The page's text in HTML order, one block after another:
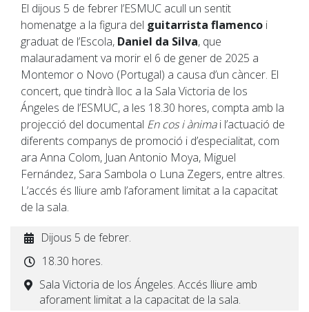
El dijous 5 de febrer l’ESMUC acull un sentit
homenatge a la figura del guitarrista flamenco i
graduat de l’Escola, Daniel da Silva, que
malauradament va morir el 6 de gener de 2025 a
Montemor o Novo (Portugal) a causa d’un càncer. El
concert, que tindrà lloc a la Sala Victoria de los
Ángeles de l’ESMUC, a les 18.30 hores, compta amb la
projecció del documental En cos i ànimai l’actuació de
diferents companys de promoció i d’especialitat, com
ara Anna Colom, Juan Antonio Moya, Miguel
Fernández, Sara Sambola o Luna Zegers, entre altres.
L’accés és lliure amb l’aforament limitat a la capacitat
de la sala.
Dijous 5 de febrer.
18.30 hores.
Sala Victoria de los Ángeles. Accés lliure amb
aforament limitat a la capacitat de la sala.